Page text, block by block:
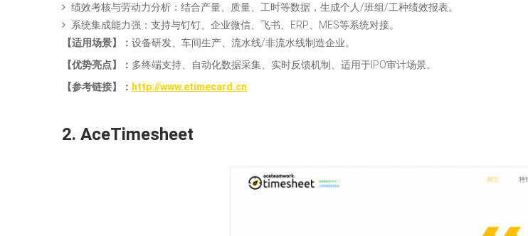
绩效考核与劳动力分析：结合产量、质量、工时等数据，生成个人/班组/工种绩效报表。
系统集成能力强：支持与钉钉、企业微信、飞书、ERP、MES等系统对接。
【适用场景】
： 设备研发、车间生产、流水线/非流水线制造企业。
【优势亮点】 ： 多终端支持、自动化数据采集、实时反馈机制、适用于IPO审计场景。
【参考链接】
： http://www.etimecard.cn
2. AceTimesheet